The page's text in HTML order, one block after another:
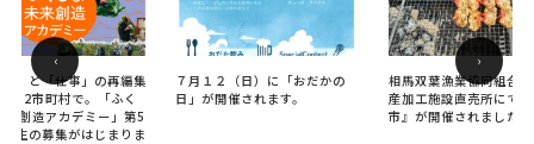
」と「仕事」の再編集
12市町村で。「ふく
創造アカデミー」第5
生の募集がはじまりま
７月１２（日）に「おだかの
日」が開催されます。
相馬双葉漁業協同組合
産加工施設直売所にて
市』が開催されました。
‹ ›